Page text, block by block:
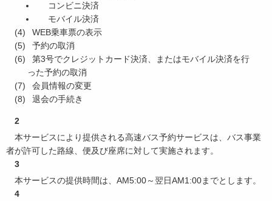
コンビニ決済
モバイル決済
WEB乗車票の表示
予約の取消
第3号でクレジットカード決済、またはモバイル決済を行
った予約の取消
会員情報の変更
退会の手続き
2
本サービスにより提供される高速バス予約サービスは、バス事業
者が許可した路線、便及び座席に対して実施されます。
3
本サービスの提供時間は、AM5:00～翌日AM1:00までとします。
4